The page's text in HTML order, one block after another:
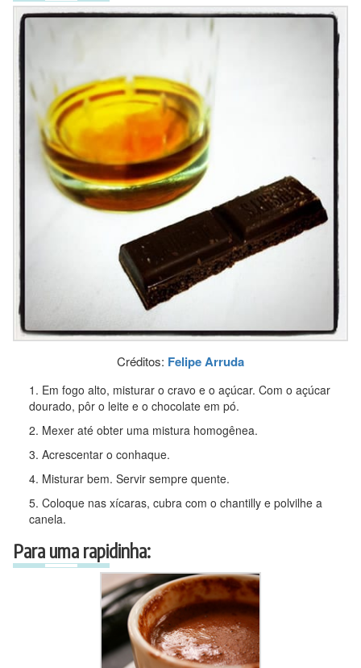
Créditos: Felipe Arruda
Em fogo alto, misturar o cravo e o açúcar. Com o açúcar
dourado, pôr o leite e o chocolate em pó.
Mexer até obter uma mistura homogênea.
Acrescentar o conhaque.
Misturar bem. Servir sempre quente.
Coloque nas xícaras, cubra com o chantilly e polvilhe a
canela.
Para uma rapidinha: